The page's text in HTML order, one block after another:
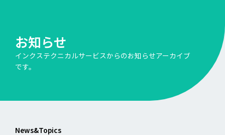
お知らせ
インクステクニカルサービスからのお知らせアーカイブ
です。
News&Topics